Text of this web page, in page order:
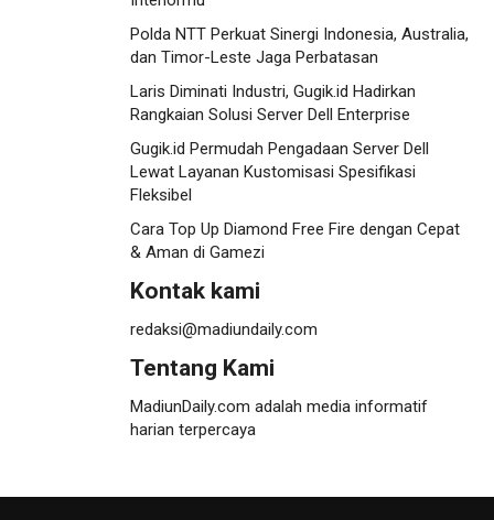
Polda NTT Perkuat Sinergi Indonesia, Australia,
dan Timor-Leste Jaga Perbatasan
Laris Diminati Industri, Gugik.id Hadirkan
Rangkaian Solusi Server Dell Enterprise
Gugik.id Permudah Pengadaan Server Dell
Lewat Layanan Kustomisasi Spesifikasi
Fleksibel
Cara Top Up Diamond Free Fire dengan Cepat
& Aman di Gamezi
Kontak kami
redaksi@madiundaily.com
Tentang Kami
MadiunDaily.com adalah media informatif
harian terpercaya